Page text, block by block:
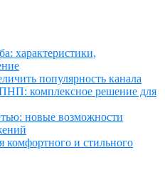
характеристики,
популярность канала
комплексное решение для
новые возможности
и стильного